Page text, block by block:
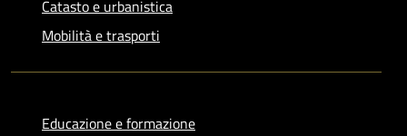
Catasto e urbanistica
Mobilità e trasporti
Educazione e formazione